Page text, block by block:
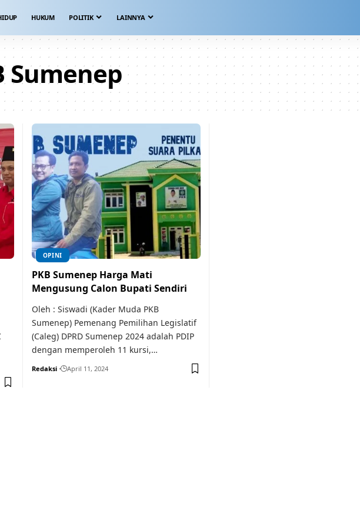
HUKUM POLITIK LAINNYA
Sumenep
OPINI
PKB Sumenep Harga Mati
Mengusung Calon Bupati Sendiri
Oleh : Siswadi (Kader Muda PKB
Sumenep) Pemenang Pemilihan Legislatif
(Caleg) DPRD Sumenep 2024 adalah PDIP
dengan memperoleh 11 kursi,…
Redaksi April 11, 2024